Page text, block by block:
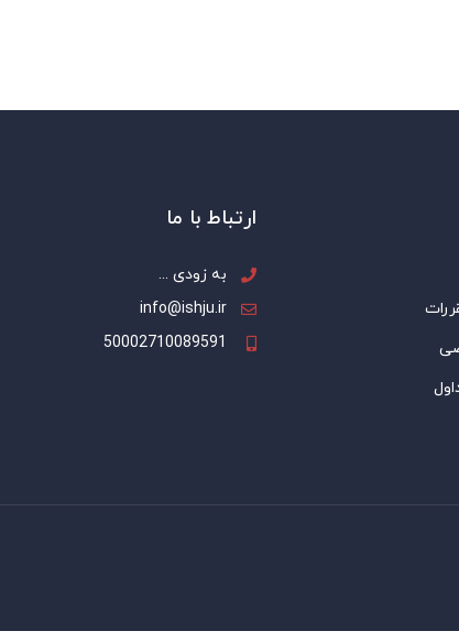
ارتباط با ما
به زودی ...
info@ishju.ir
50002710089591